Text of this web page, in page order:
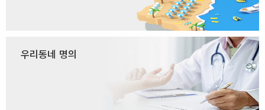
우리동네 명의